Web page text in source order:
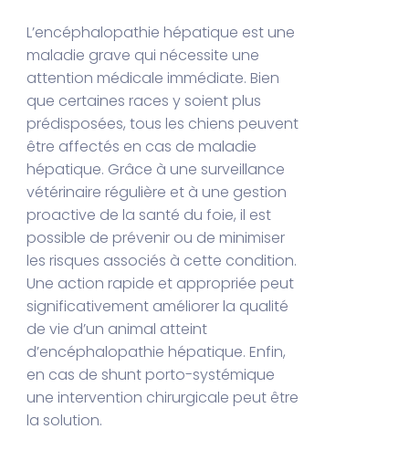
L’encéphalopathie hépatique est une
maladie grave qui nécessite une
attention médicale immédiate. Bien
que certaines races y soient plus
prédisposées, tous les chiens peuvent
être affectés en cas de maladie
hépatique. Grâce à une surveillance
vétérinaire régulière et à une gestion
proactive de la santé du foie, il est
possible de prévenir ou de minimiser
les risques associés à cette condition.
Une action rapide et appropriée peut
significativement améliorer la qualité
de vie d’un animal atteint
d’encéphalopathie hépatique. Enfin,
en cas de shunt porto-systémique
une intervention chirurgicale peut être
la solution.